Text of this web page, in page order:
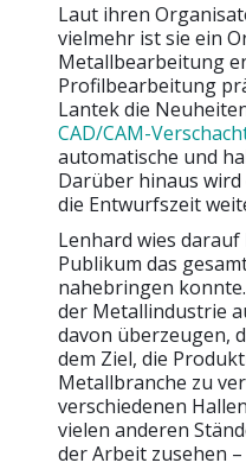
Laut ihren
vielmehr ist sie ein
Metallbearbeitung
Profilbearbeitung
Lantek die
CAD/CAM-
automatische und
Darüber hinaus
die Entwurfszeit
Lenhard wies
Publikum das
nahebringen
der Metallindustrie
davon überzeugen,
dem Ziel, die
Metallbranche zu
verschiedenen
vielen anderen
der Arbeit zusehen